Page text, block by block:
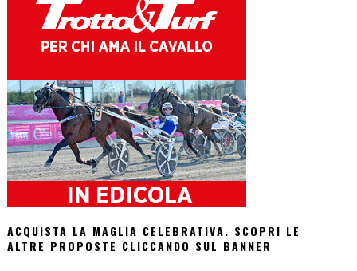
ACQUISTA LA MAGLIA CELEBRATIVA. SCOPRI LE
ALTRE PROPOSTE CLICCANDO SUL BANNER